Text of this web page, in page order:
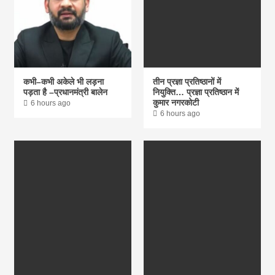
कभी–कभी अकेले भी लड़ना
पड़ता है –प्रधानमंत्री बालेन
6 hours ago
तीन प्रज्ञा प्रतिष्ठानों में
नियुक्ति… प्रज्ञा प्रतिष्ठान में
कुमार नगरकोटी
6 hours ago